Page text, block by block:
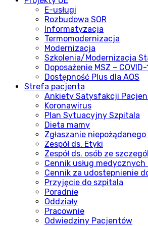
E-usługi
Rozbudowa SOR
Informatyzacja
Termomodernizacja
Modernizacja
Szkolenia/Modernizacja
Doposażenie MSZ – COVID-
Dostępność Plus dla AOS
Strefa pacjenta
Ankiety Satysfakcji
Koronawirus
Plan Sytuacyjny Szpitala
Dieta mamy
Zgłaszanie niepożądanego
Zespół ds. Etyki
Zespół ds. osób ze
Cennik usług
Cennik za udostepnienie
Przyjęcie do szpitala
Poradnie
Oddziały
Pracownie
Odwiedziny Pacjentów